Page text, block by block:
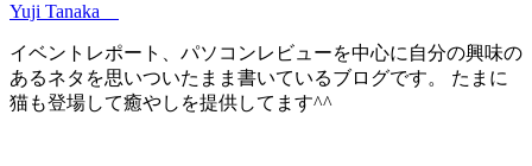
Yuji Tanaka
イベントレポート、パソコンレビューを中心に自分の興味の
あるネタを思いついたまま書いているブログです。 たまに
猫も登場して癒やしを提供してます^^